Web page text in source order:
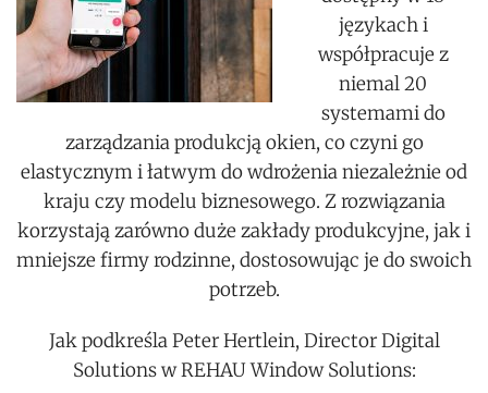
językach i
współpracuje z
niemal 20
systemami do
zarządzania produkcją okien, co czyni go
elastycznym i łatwym do wdrożenia niezależnie od
kraju czy modelu biznesowego. Z rozwiązania
korzystają zarówno duże zakłady produkcyjne, jak i
mniejsze firmy rodzinne, dostosowując je do swoich
potrzeb.
Jak podkreśla Peter Hertlein, Director Digital
Solutions w REHAU Window Solutions: